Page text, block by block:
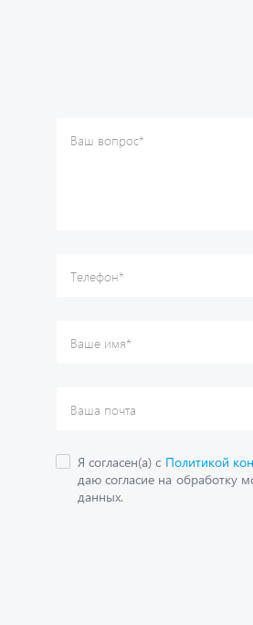
Ваш вопрос*